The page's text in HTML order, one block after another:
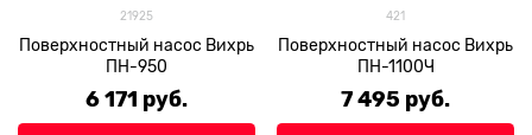
21925
Поверхностный насос Вихрь
ПН-950
6 171 руб.
421
Поверхностный насос Вихрь
ПН-1100Ч
7 495 руб.